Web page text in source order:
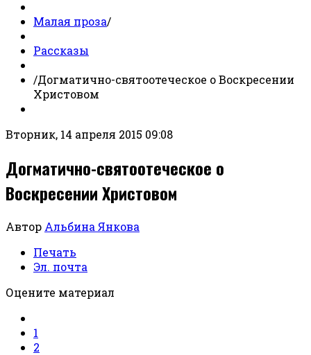
Малая проза/
Рассказы
/Догматично-святоотеческое о Воскресении
Христовом
Вторник, 14 апреля 2015 09:08
Догматично-святоотеческое о
Воскресении Христовом
Автор Альбина Янкова
Печать
Эл. почта
Оцените материал
1
2